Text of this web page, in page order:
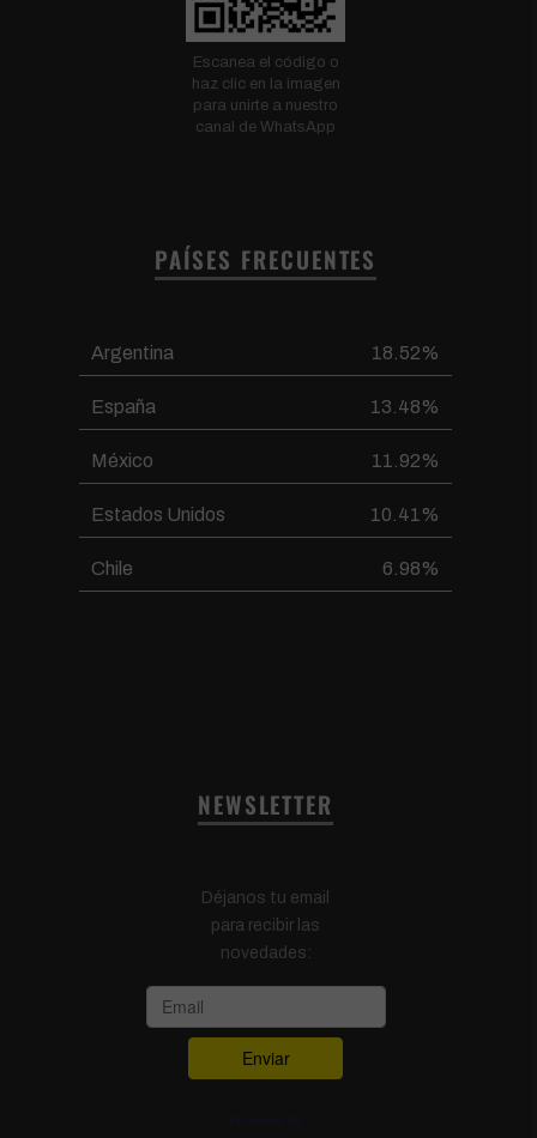
Escanea el código o
haz clic en la imagen
para unirte a nuestro
canal de WhatsApp
PAÍSES FRECUENTES
Argentina 18.52%
España 13.48%
México 11.92%
Estados Unidos 10.41%
Chile 6.98%
NEWSLETTER
Déjanos tu email
para recibir las
novedades: